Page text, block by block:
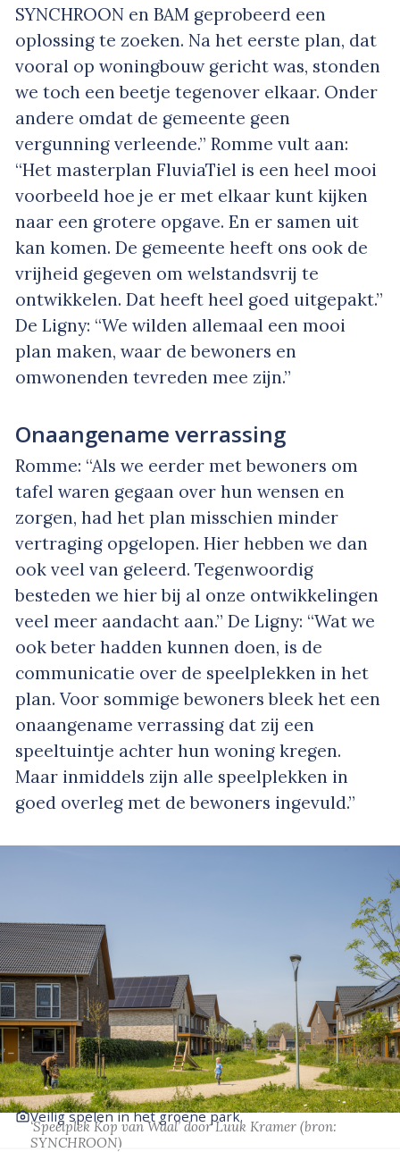
SYNCHROON en BAM geprobeerd een
oplossing te zoeken. Na het eerste plan, dat
vooral op woningbouw gericht was, stonden
we toch een beetje tegenover elkaar. Onder
andere omdat de gemeente geen
vergunning verleende.” Romme vult aan:
“Het masterplan FluviaTiel is een heel mooi
voorbeeld hoe je er met elkaar kunt kijken
naar een grotere opgave. En er samen uit
kan komen. De gemeente heeft ons ook de
vrijheid gegeven om welstandsvrij te
ontwikkelen. Dat heeft heel goed uitgepakt.”
De Ligny: “We wilden allemaal een mooi
plan maken, waar de bewoners en
omwonenden tevreden mee zijn.”
Onaangename verrassing
Romme: “Als we eerder met bewoners om
tafel waren gegaan over hun wensen en
zorgen, had het plan misschien minder
vertraging opgelopen. Hier hebben we dan
ook veel van geleerd. Tegenwoordig
besteden we hier bij al onze ontwikkelingen
veel meer aandacht aan.” De Ligny: “Wat we
ook beter hadden kunnen doen, is de
communicatie over de speelplekken in het
plan. Voor sommige bewoners bleek het een
onaangename verrassing dat zij een
speeltuintje achter hun woning kregen.
Maar inmiddels zijn alle speelplekken in
goed overleg met de bewoners ingevuld.”
Veilig spelen in het groene park.
‘Speelplek Kop van Waal’door Luuk Kramer (bron:
SYNCHROON)